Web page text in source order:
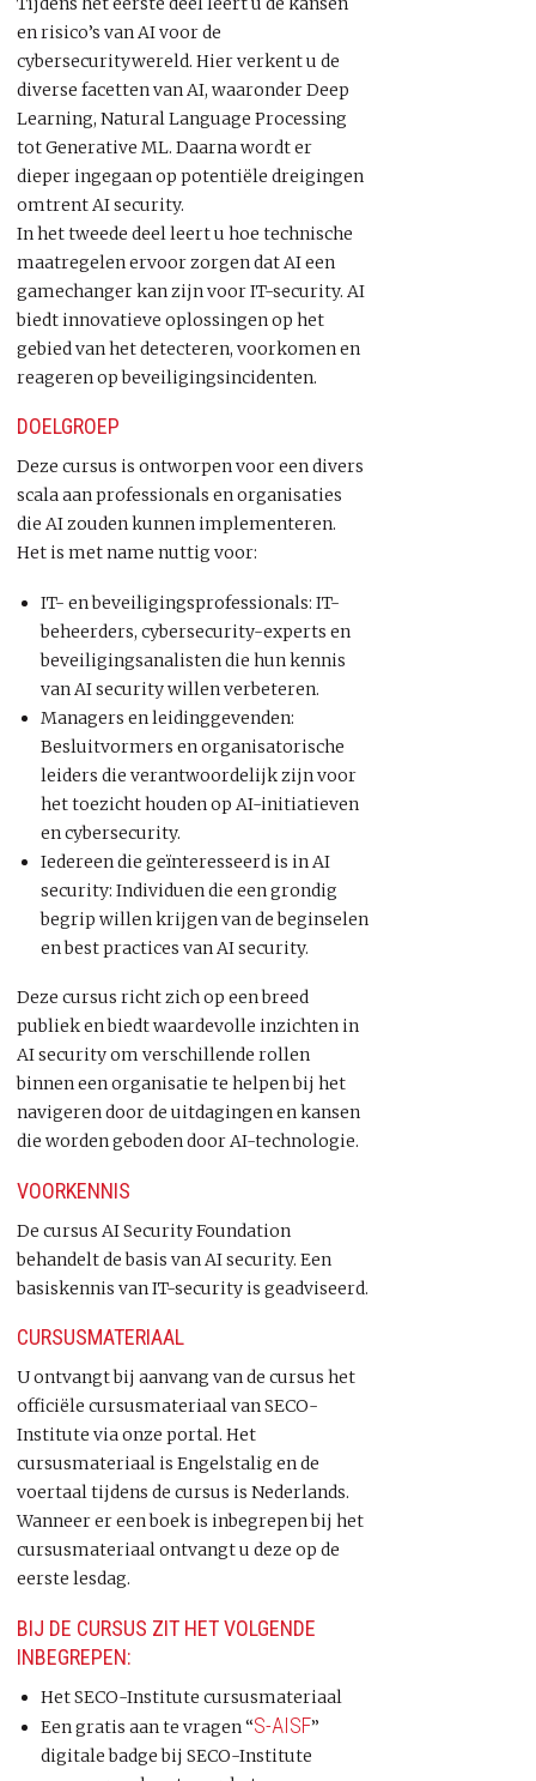
en risico’s van AI voor de
cybersecuritywereld. Hier verkent u de
diverse facetten van AI, waaronder Deep
Learning, Natural Language Processing
tot Generative ML. Daarna wordt er
dieper ingegaan op potentiële dreigingen
omtrent AI security.
In het tweede deel leert u hoe technische
maatregelen ervoor zorgen dat AI een
gamechanger kan zijn voor IT-security. AI
biedt innovatieve oplossingen op het
gebied van het detecteren, voorkomen en
reageren op beveiligingsincidenten.
DOELGROEP
Deze cursus is ontworpen voor een divers
scala aan professionals en organisaties
die AI zouden kunnen implementeren.
Het is met name nuttig voor:
IT- en beveiligingsprofessionals: IT-
beheerders, cybersecurity-experts en
beveiligingsanalisten die hun kennis
van AI security willen verbeteren.
Managers en leidinggevenden:
Besluitvormers en organisatorische
leiders die verantwoordelijk zijn voor
het toezicht houden op AI-initiatieven
en cybersecurity.
Iedereen die geïnteresseerd is in AI
security: Individuen die een grondig
begrip willen krijgen van de beginselen
en best practices van AI security.
Deze cursus richt zich op een breed
publiek en biedt waardevolle inzichten in
AI security om verschillende rollen
binnen een organisatie te helpen bij het
navigeren door de uitdagingen en kansen
die worden geboden door AI-technologie.
VOORKENNIS
De cursus AI Security Foundation
behandelt de basis van AI security. Een
basiskennis van IT-security is geadviseerd.
CURSUSMATERIAAL
U ontvangt bij aanvang van de cursus het
officiële cursusmateriaal van SECO-
Institute via onze portal. Het
cursusmateriaal is Engelstalig en de
voertaal tijdens de cursus is Nederlands.
Wanneer er een boek is inbegrepen bij het
cursusmateriaal ontvangt u deze op de
eerste lesdag.
BIJ DE CURSUS ZIT HET VOLGENDE
INBEGREPEN:
Het SECO-Institute cursusmateriaal
Een gratis aan te vragen “S-AISF”
digitale badge bij SECO-Institute